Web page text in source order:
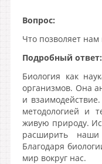
Вопрос:
Что позволяет нам
Подробный ответ:
Биология как
организмов. Она
и
методологией и
живую природу.
расширить
Благодаря
мир вокруг нас.